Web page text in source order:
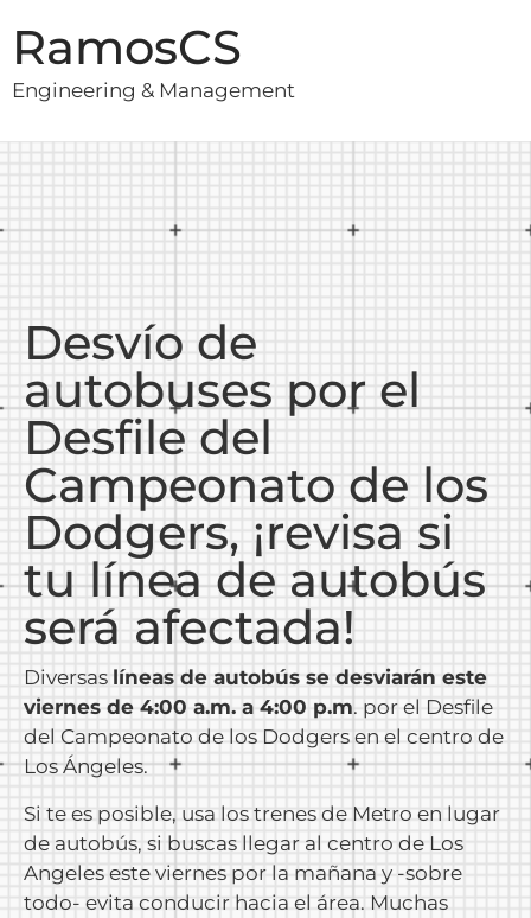
RamosCS
Engineering & Management
Desvío de
autobuses por el
Desfile del
Campeonato de los
Dodgers, ¡revisa si
tu línea de autobús
será afectada!
Diversas líneas de autobús se desviarán este
viernes de 4:00 a.m. a 4:00 p.m. por el Desfile
del Campeonato de los Dodgers en el centro de
Los Ángeles.
Si te es posible, usa los trenes de Metro en lugar
de autobús, si buscas llegar al centro de Los
Angeles este viernes por la mañana y -sobre
todo- evita conducir hacia el área. Muchas